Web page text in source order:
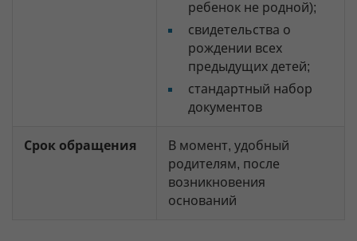
ребенок не родной);
свидетельства о
рождении всех
предыдущих детей;
стандартный набор
документов
Срок обращения
В момент, удобный
родителям, после
возникновения
оснований